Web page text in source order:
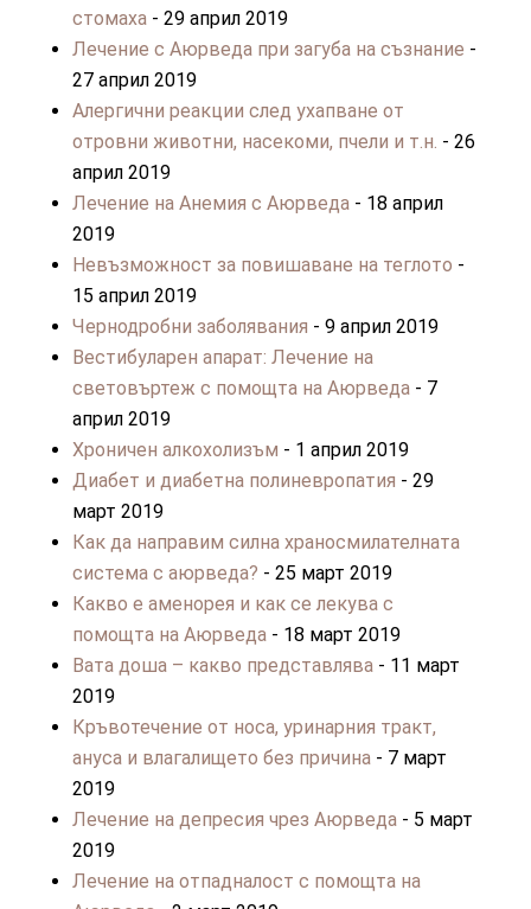
стомаха- 29 април 2019
Лечение с Аюрведа при загуба на съзнание -
27 април 2019
Алергични реакции след ухапване от
отровни животни, насекоми, пчели и т.н. - 26
април 2019
Лечение на Анемия с Аюрведа- 18 април
2019
Невъзможност за повишаване на теглото -
15 април 2019
Чернодробни заболявания - 9 април 2019
Вестибуларен апарат: Лечение на
световъртеж с помощта на Аюрведа- 7
април 2019
Хроничен алкохолизъм - 1 април 2019
Диабет и диабетна полиневропатия - 29
март 2019
Как да направим силна храносмилателната
система с аюрведа? - 25 март 2019
Какво е аменорея и как се лекува с
помощта на Аюрведа- 18 март 2019
Вата доша – какво представлява- 11 март
2019
Кръвотечение от носа, уринарния тракт,
ануса и влагалището без причина- 7 март
2019
Лечение на депресия чрез Аюрведа- 5 март
2019
Лечение на отпадналост с помощта на